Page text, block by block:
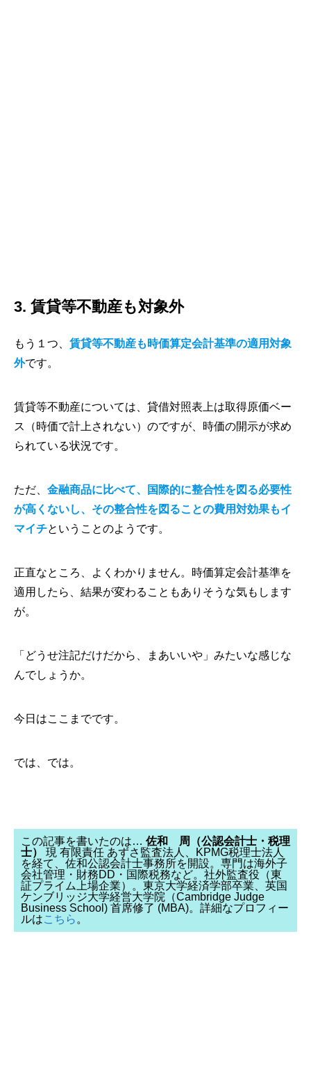
3. 賃貸等不動産も対象外
もう１つ、 賃貸等不動産も時価算定会計基準の適用対象
外です。
賃貸等不動産については、貸借対照表上は取得原価ベー
ス（時価で計上されない）のですが、時価の開示が求め
られている状況です。
ただ、 金融商品に比べて、国際的に整合性を図る必要性
が高くないし、その整合性を図ることの費用対効果もイ
マイチということのようです。
正直なところ、よくわかりません。時価算定会計基準を
適用したら、結果が変わることもありそうな気もします
が。
「どうせ注記だけだから、まあいいや」みたいな感じな
んでしょうか。
今日はここまでです。
では、では。
この記事を書いたのは… 佐和 周（公認会計士・税理
士）
現 有限責任 あずさ監査法人、KPMG税理士法人
を経て、佐和公認会計士事務所を開設。専門は海外子
会社管理・財務DD・国際税務など。社外監査役（東
証プライム上場企業）。東京大学経済学部卒業、英国
ケンブリッジ大学経営大学院（Cambridge Judge
Business School) 首席修了 (MBA)。詳細なプロフィー
ルはこちら 。